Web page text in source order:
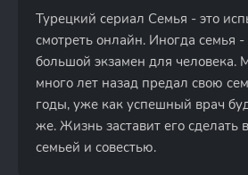
Турецкий сериал Семья - это
смотреть онлайн. Иногда семья
большой экзамен для человека.
много лет назад предал свою
годы, уже как успешный врач
же. Жизнь заставит его
семьей и совестью.